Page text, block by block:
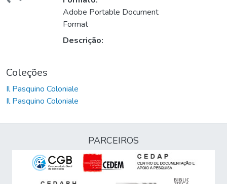
Adobe Portable Document
Format
Descrição:
Coleções
Il Pasquino Coloniale
Il Pasquino Coloniale
PARCEIROS